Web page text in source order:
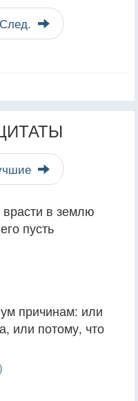
След.
в землю
пусть
причинам: или
или потому, что